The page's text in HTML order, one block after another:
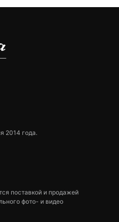
2014 года.
поставкой и продажей
фото- и видео